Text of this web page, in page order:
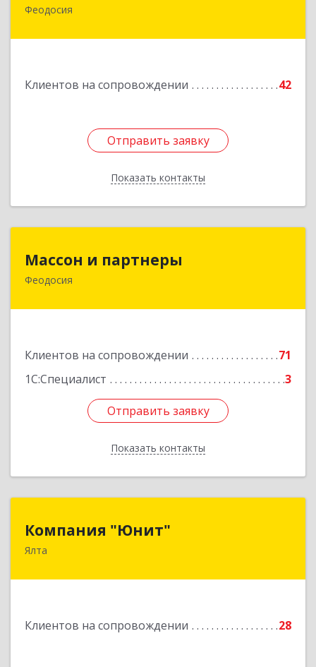
Феодосия
Клиентов на сопровождении 42
Отправить заявку
Показать контакты
Отправить заявку
Назад
Массон и партнеры
Феодосия
Клиентов на сопровождении
71
1С:Специалист
3
Отправить заявку
Показать контакты
298112, Крым Респ, Феодосия г, Крымская ул,
Отправить заявку
Назад
Компания "Юнит"
Ялта
Клиентов на сопровождении 28
298600, Крым Респ, Ялта г, Васильева ул, дом №